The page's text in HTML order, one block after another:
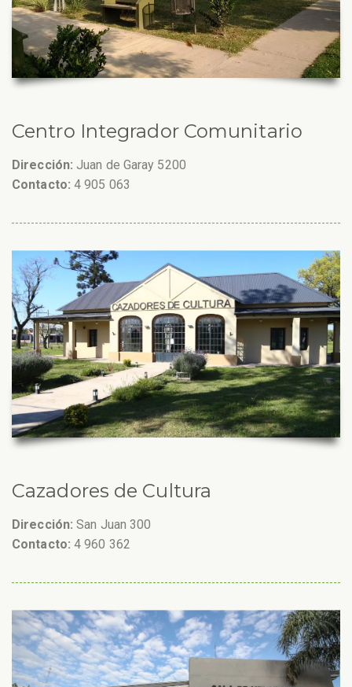
Centro Integrador Comunitario
Dirección: Juan de Garay 5200
Contacto: 4 905 063
Cazadores de Cultura
Dirección: San Juan 300
Contacto: 4 960 362